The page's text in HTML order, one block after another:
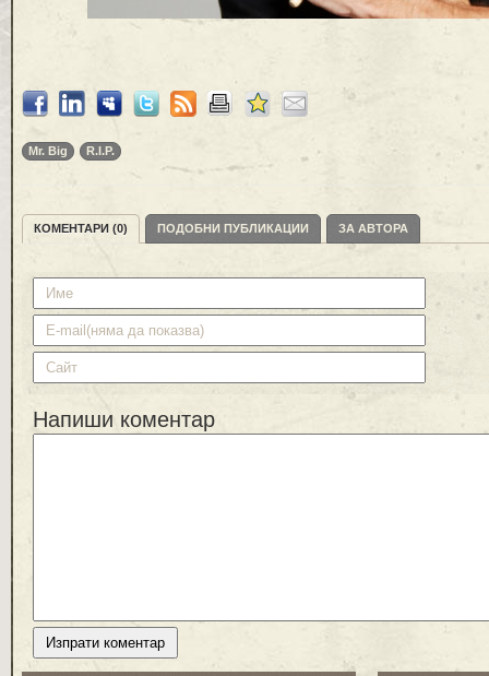
Mr. Big R.I.P.
КОМЕНТАРИ (0) ПОДОБНИ ПУБЛИКАЦИИ ЗА АВТОРА
Напиши коментар